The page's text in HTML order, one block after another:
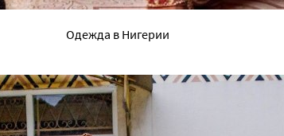
Одежда в Нигерии